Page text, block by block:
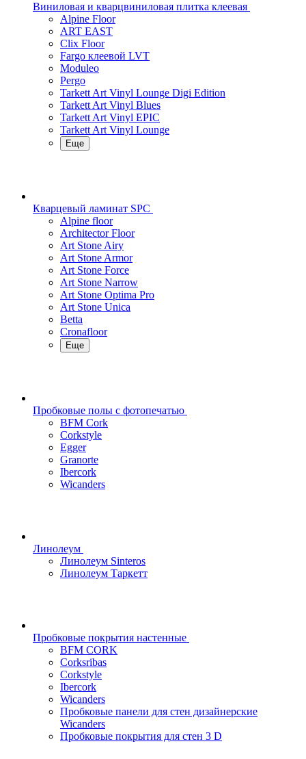
Виниловая и кварцвиниловая плитка клеевая
Alpine Floor
ART EAST
Clix Floor
Fargo клеевой LVT
Moduleo
Pergo
Tarkett Art Vinyl Lounge Digi Edition
Tarkett Art Vinyl Blues
Tarkett Art Vinyl EPIC
Tarkett Art Vinyl Lounge
Еще
Кварцевый ламинат SPC
Alpine floor
Architector Floor
Art Stone Airy
Art Stone Armor
Art Stone Force
Art Stone Narrow
Art Stone Optima Pro
Art Stone Unica
Betta
Cronafloor
Еще
Пробковые полы с фотопечатью
BFM Cork
Corkstyle
Egger
Granorte
Ibercork
Wicanders
Линолеум
Линолеум Sinteros
Линолеум Таркетт
Пробковые покрытия настенные
BFM CORK
Corksribas
Corkstyle
Ibercork
Wicanders
Пробковые панели для стен дизайнерские
Wicanders
Пробковые покрытия для стен 3 D